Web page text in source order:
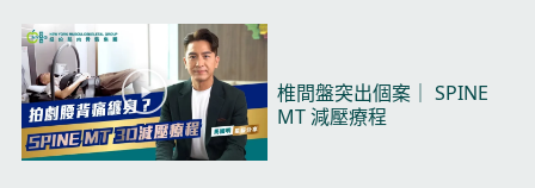
P
l
a
y
椎間盤突出個案｜ SPINE
MT 減壓療程​